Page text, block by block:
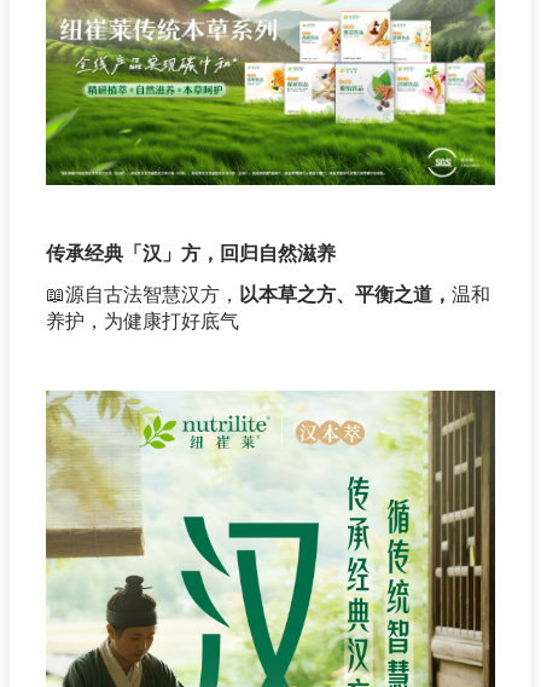
传承经典「汉」方，回归自然滋养
📖源自古法智慧汉方， 以本草之方、平衡之道， 温和
养护，为健康打好底气